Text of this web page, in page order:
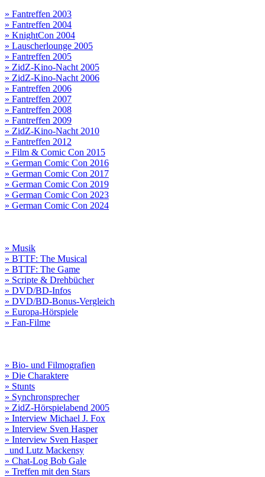
» Fantreffen 2003
» Fantreffen 2004
» KnightCon 2004
» Lauscherlounge 2005
» Fantreffen 2005
» ZidZ-Kino-Nacht 2005
» ZidZ-Kino-Nacht 2006
» Fantreffen 2006
» Fantreffen 2007
» Fantreffen 2008
» Fantreffen 2009
» ZidZ-Kino-Nacht 2010
» Fantreffen 2012
» Film & Comic Con 2015
» German Comic Con 2016
» German Comic Con 2017
» German Comic Con 2019
» German Comic Con 2023
» German Comic Con 2024
» Musik
» BTTF: The Musical
» BTTF: The Game
» Scripte & Drehbücher
» DVD/BD-Infos
» DVD/BD-Bonus-Vergleich
» Europa-Hörspiele
» Fan-Filme
» Bio- und Filmografien
» Die Charaktere
» Stunts
» Synchronsprecher
» ZidZ-Hörspielabend 2005
» Interview Michael J. Fox
» Interview Sven Hasper
» Interview Sven Hasper
und Lutz Mackensy
» Chat-Log Bob Gale
» Treffen mit den Stars